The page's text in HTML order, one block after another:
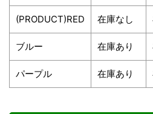
(PRODUCT)RED 在庫なし
ブルー 在庫あり
パープル 在庫あり